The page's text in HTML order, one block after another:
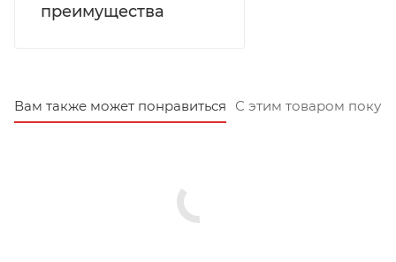
преимущества
Вам также может понравиться С этим товаром